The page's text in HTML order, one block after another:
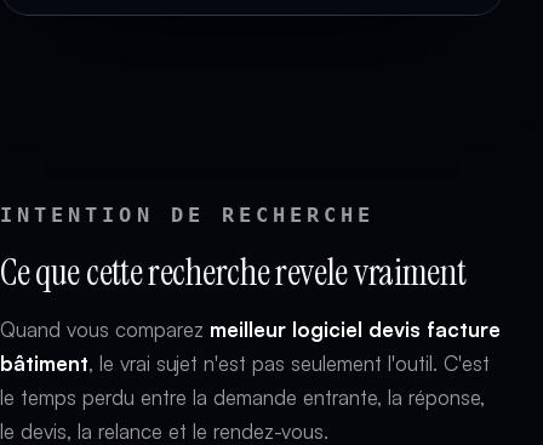
INTENTION DE RECHERCHE
Ce que cette recherche revele vraiment
Quand vous comparez meilleur logiciel devis facture
bâtiment, le vrai sujet n'est pas seulement l'outil. C'est
le temps perdu entre la demande entrante, la réponse,
le devis, la relance et le rendez-vous.